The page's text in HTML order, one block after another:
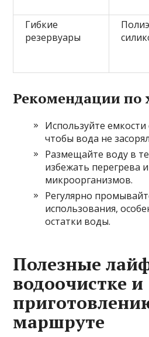
Гибкие
резервуары
Рекомендации по
Используйте
чтобы вода не
Размещайте воду в
избежать перегрева
микроорганизмов.
Регулярно
использования,
остатки воды.
Полезные
водоочистке и
маршруте